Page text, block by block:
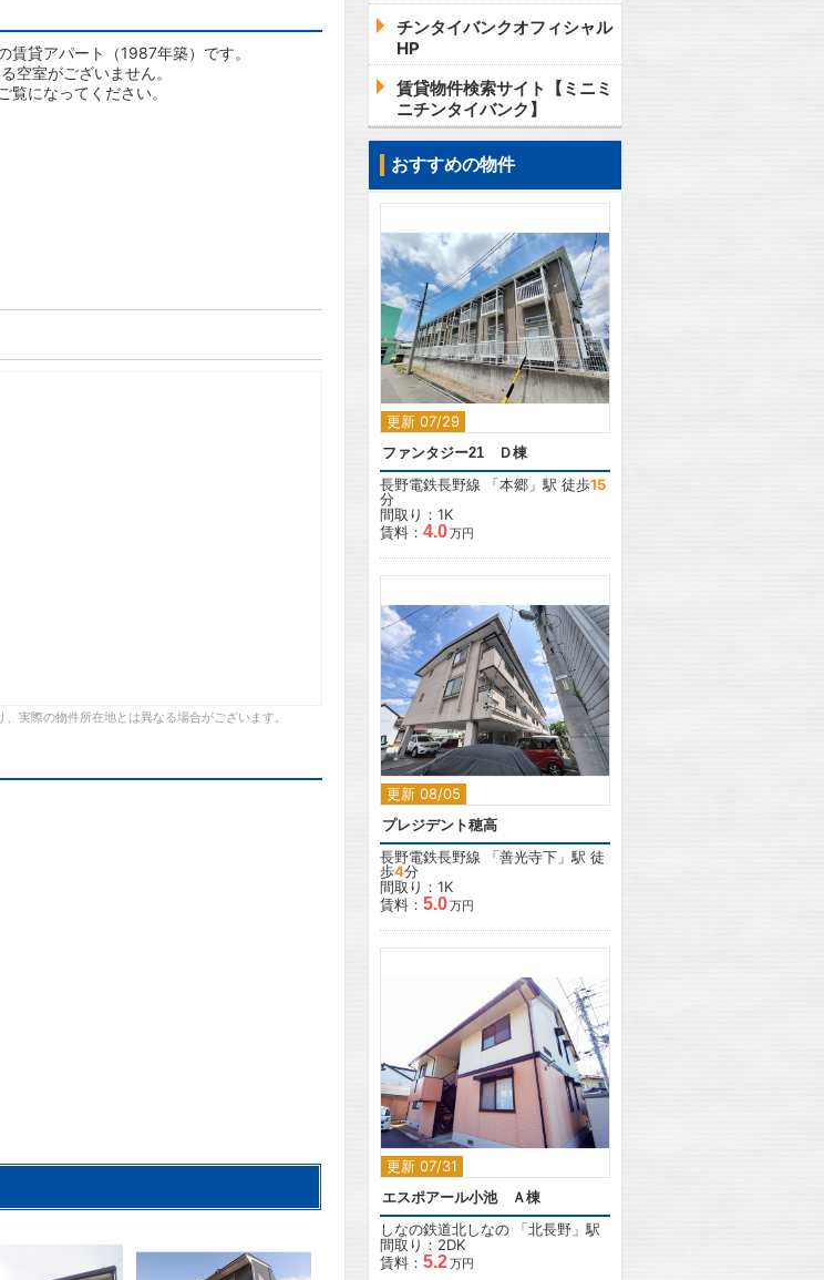
貸アパート（1987年築）です。
空室がございません。
になってください。
実際の物件所在地とは異なる場合がございます。
チンタイバンクオフィシャル
HP
賃貸物件検索サイト【ミニミ
ニチンタイバンク】
おすすめの物件
更新 07/29
2
ファンタジー21 Ｄ棟
長野電鉄長野線 「本郷 」駅 徒歩15
分
間取り：1K
賃料： 4.0万円
更新 08/05
2
プレジデント穂高
長野電鉄長野線 「善光寺下 」駅 徒
歩4分
間取り：1K
賃料： 5.0万円
更新 07/31
2
エスポアール小池 Ａ棟
しなの鉄道北しなの 「北長野 」駅
間取り：2DK
賃料： 5.2万円